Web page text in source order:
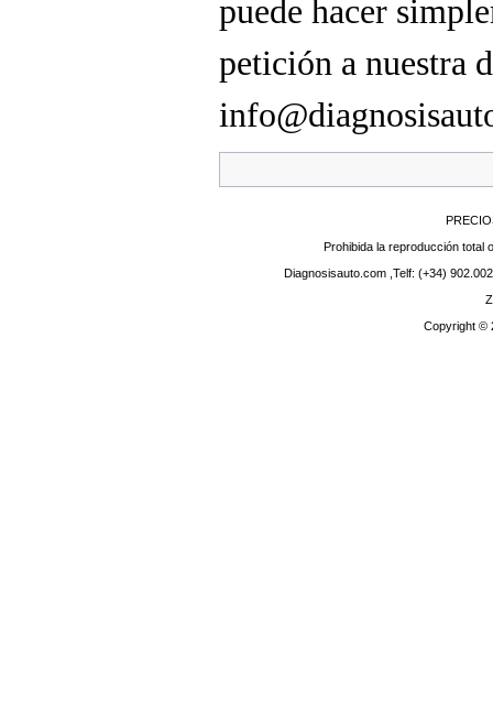
puede hacer
petición a nuestra
Prohibida la reproducción total
Diagnosisauto.com ,Telf: (+34)
Copyright ©